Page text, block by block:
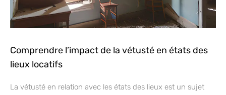
Comprendre l’impact de la vétusté en états des
lieux locatifs
La vétusté en relation avec les états des lieux est un sujet